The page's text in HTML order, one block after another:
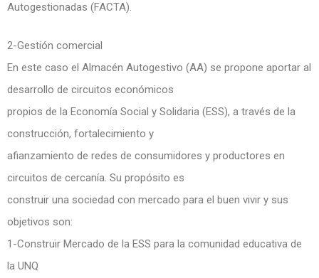
Autogestionadas (FACTA).
2-Gestión comercial
En este caso el Almacén Autogestivo (AA) se propone aportar al
desarrollo de circuitos económicos
propios de la Economía Social y Solidaria (ESS), a través de la
construcción, fortalecimiento y
afianzamiento de redes de consumidores y productores en
circuitos de cercanía. Su propósito es
construir una sociedad con mercado para el buen vivir y sus
objetivos son:
1-Construir Mercado de la ESS para la comunidad educativa de
la UNQ